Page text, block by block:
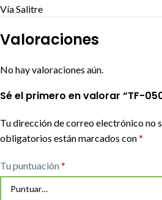
Vía Salitre
Valoraciones
No hay valoraciones aún.
Sé el primero en valorar “TF-
Tu dirección de correo electrónico no
obligatorios están marcados con*
Tu puntuación*